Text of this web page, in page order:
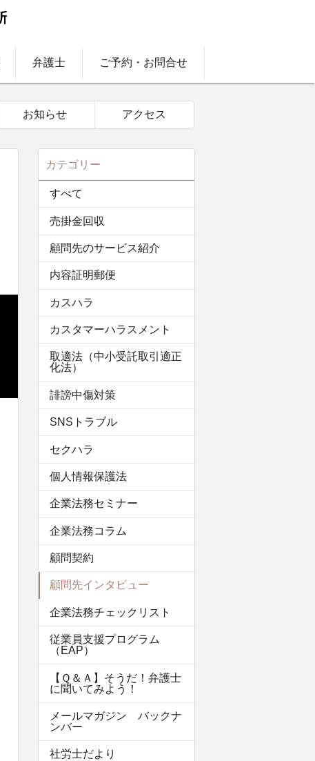
弁護士 ご予約・お問合せ
お知らせ アクセス
カテゴリー
すべて
売掛金回収
顧問先のサービス紹介
内容証明郵便
カスハラ
カスタマーハラスメント
取適法（中小受託取引適正
化法）
誹謗中傷対策
SNSトラブル
セクハラ
個人情報保護法
企業法務セミナー
企業法務コラム
顧問契約
顧問先インタビュー
企業法務チェックリスト
従業員支援プログラム
（EAP）
【Ｑ＆Ａ】そうだ！弁護士
に聞いてみよう！
メールマガジン バックナ
ンバー
社労士だより